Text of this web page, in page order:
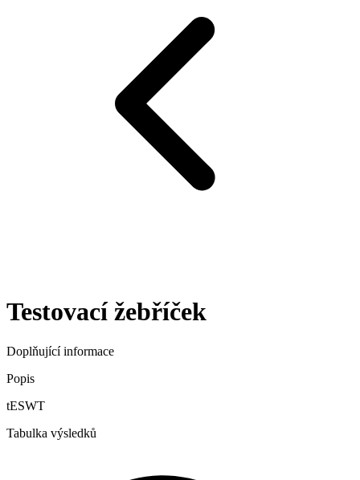
Testovací žebříček
Doplňující informace
Popis
tESWT
Tabulka výsledků